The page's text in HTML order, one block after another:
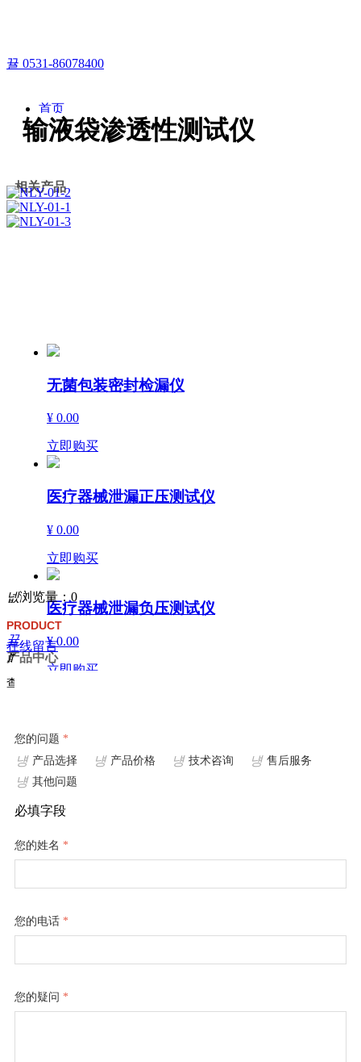
뀰 0531-86078400
首页
产品中心
解决方案
输液袋渗透性测试仪
相关产品
无菌包装密封检漏仪
¥ 0.00
立即购买
医疗器械泄漏正压测试仪
¥ 0.00
立即购买
医疗器械泄漏负压测试仪
¥ 0.00
立即购买
¥ 0.00
立即购买
넶浏览量：0
PRODUCT
产品中心
끀
ꁲ
心
鲁
圆
锥
头
测
仪
注
试
仪
查看更多
在线留言
您的问题 *
넁 产品选择 넁 产品价格 넁 技术咨询 넁 售后服务
넁 其他问题
必填字段
您的姓名 *
您的电话 *
您的疑问 *